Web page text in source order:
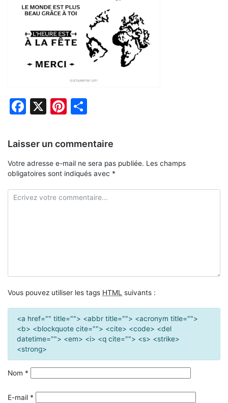
Facebook
X Pinterest
Laisser un commentaire
Votre adresse e-mail ne sera pas publiée. Les champs
obligatoires sont indiqués avec *
Vous pouvez utiliser les tags HTML suivants :
<a href="" title=""> <abbr title=""> <acronym title="">
<b> <blockquote cite=""> <cite> <code> <del
datetime=""> <em> <i> <q cite=""> <s> <strike>
<strong>
Nom *
E-mail *